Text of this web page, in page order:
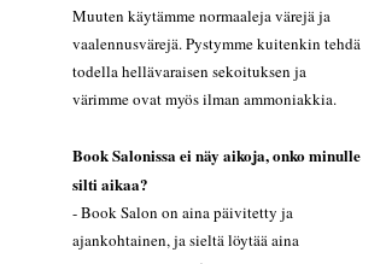
Muuten käytämme normaaleja värejä ja
vaalennusvärejä. Pystymme kuitenkin tehdä
todella hellävaraisen sekoituksen ja
värimme ovat myös ilman ammoniakkia.
Book Salonissa ei näy aikoja, onko minulle
silti aikaa?
- Book Salon on aina päivitetty ja
ajankohtainen, ja sieltä löytää aina